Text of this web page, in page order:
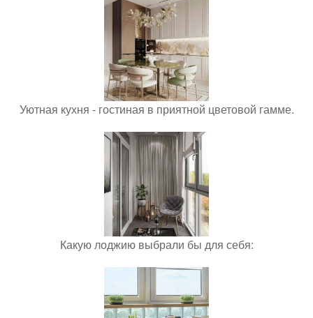
Уютная кухня - гостиная в приятной цветовой гамме.
Какую лоджию выбрали бы для себя: